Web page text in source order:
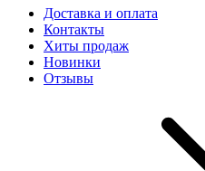
Доставка и оплата
Контакты
Хиты продаж
Новинки
Отзывы